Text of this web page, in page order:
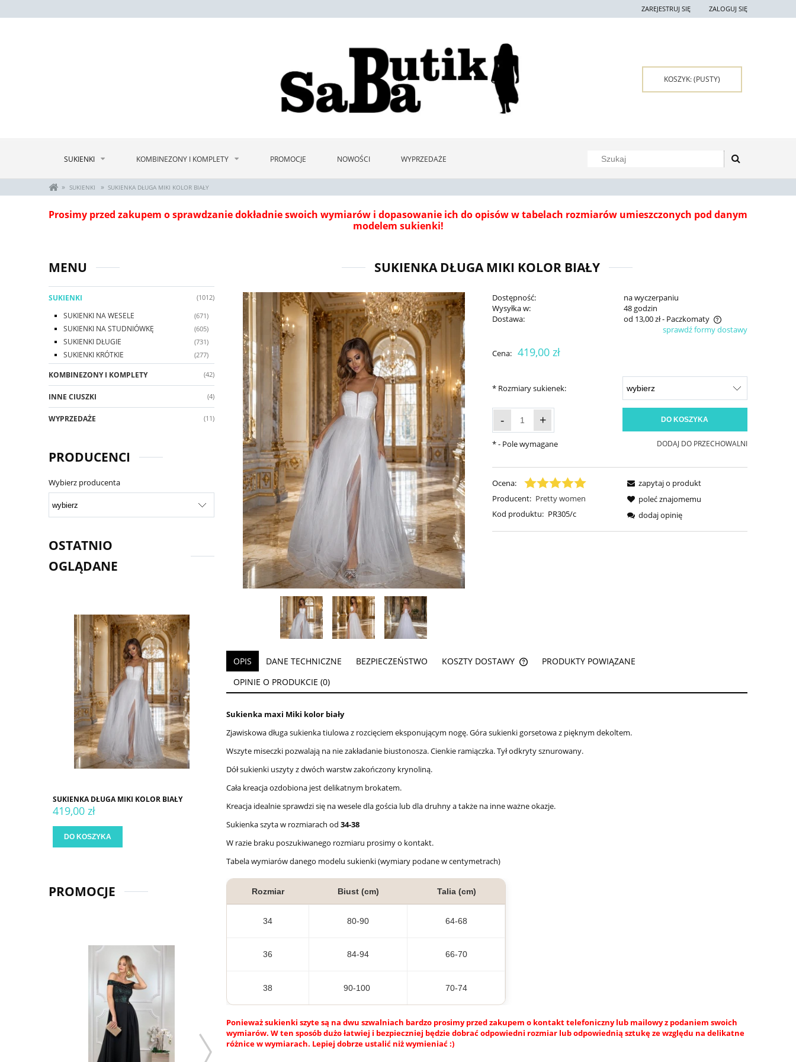
ZAREJESTRUJ SIĘ ZALOGUJ SIĘ
KOSZYK:(PUSTY)
SUKIENKI KOMBINEZONY I KOMPLETY PROMOCJE NOWOŚCI WYPRZEDAŻE
» SUKIENKI » SUKIENKA DŁUGA MIKI KOLOR BIAŁY
Prosimy przed zakupem o sprawdzanie dokładnie swoich wymiarów i dopasowanie ich do opisów w tabelach rozmiarów umieszczonych pod danym
modelem sukienki!
MENU
SUKIENKI (1012)
SUKIENKI NA WESELE (671)
SUKIENKI NA STUDNIÓWKĘ (605)
SUKIENKI DŁUGIE (731)
SUKIENKI KRÓTKIE (277)
KOMBINEZONY I KOMPLETY (42)
INNE CIUSZKI (4)
WYPRZEDAŻE (11)
PRODUCENCI
Wybierz producenta
OSTATNIO
OGLĄDANE
SUKIENKA DŁUGA MIKI KOLOR BIAŁY
419,00 zł
DO KOSZYKA
PROMOCJE
SUKIENKA DŁUGA MIKI KOLOR BIAŁY
Dostępność:
na wyczerpaniu
Wysyłka w:
48 godzin
Dostawa:
od 13,00 zł- Paczkomaty
sprawdź formy dostawy
Cena: 419,00 zł
* Rozmiary sukienek:
- + DO KOSZYKA
DODAJ DO PRZECHOWALNI
*- Pole wymagane
Ocena:
Producent: Pretty women
Kod produktu: PR305/c
zapytaj o produkt
poleć znajomemu
dodaj opinię
OPIS DANE TECHNICZNE BEZPIECZEŃSTWO KOSZTY DOSTAWY
CENA NIE ZAWIERA EWENTUALNYCH
PRODUKTY POWIĄZANE
OPINIE O PRODUKCIE (0)
Sukienka maxi Miki kolor biały
Zjawiskowa długa sukienka tiulowa z rozcięciem eksponującym nogę. Góra sukienki gorsetowa z pięknym dekoltem.
Wszyte miseczki pozwalają na nie zakładanie biustonosza. Cienkie ramiączka. Tył odkryty sznurowany.
Dół sukienki uszyty z dwóch warstw zakończony krynoliną.
Cała kreacja ozdobiona jest delikatnym brokatem.
Kreacja idealnie sprawdzi się na wesele dla gościa lub dla druhny a także na inne ważne okazje.
Sukienka szyta w rozmiarach od 34-38
W razie braku poszukiwanego rozmiaru prosimy o kontakt.
Tabela wymiarów danego modelu sukienki (wymiary podane w centymetrach)
Rozmiar Biust (cm) Talia (cm)
34 80-90 64-68
36 84-94 66-70
38 90-100 70-74
Ponieważ sukienki szyte są na dwu szwalniach bardzo prosimy przed zakupem o kontakt telefoniczny lub mailowy z podaniem swoich
wymiarów. W ten sposób dużo łatwiej i bezpieczniej będzie dobrać odpowiedni rozmiar lub odpowiednią sztukę ze względu na delikatne
różnice w wymiarach. Lepiej dobrze ustalić niż wymieniać :)